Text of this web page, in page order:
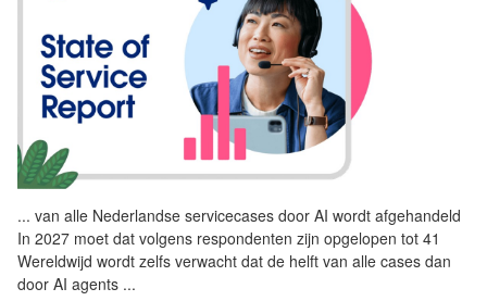
... van alle Nederlandse servicecases door AI wordt afgehandeld
In 2027 moet dat volgens respondenten zijn opgelopen tot 41
Wereldwijd wordt zelfs verwacht dat de helft van alle cases dan
door AI agents ...